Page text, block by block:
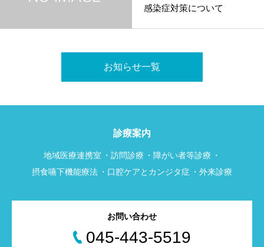
感染症対策について
お知らせ一覧
診療案内
地域医療連携室 訪問診療
障がい者等診療
摂食嚥下機能療法
口腔ケアとカンジタ症 外来診療
お問い合わせ
045-443-5519